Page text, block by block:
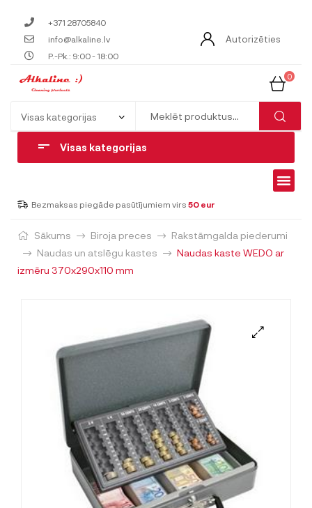
+371 28705840
info@alkaline.lv
P.-Pk.: 9:00 - 18:00
Autorizēties
0
Visas kategorijas
Bezmaksas piegāde pasūtījumiem virs 50 eur
Sākums Biroja preces
Rakstāmgalda piederumi
Naudas un atslēgu kastes
Naudas kaste WEDO ar
izmēru 370x290x110 mm